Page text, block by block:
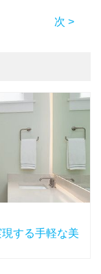
次 >
する手軽な美